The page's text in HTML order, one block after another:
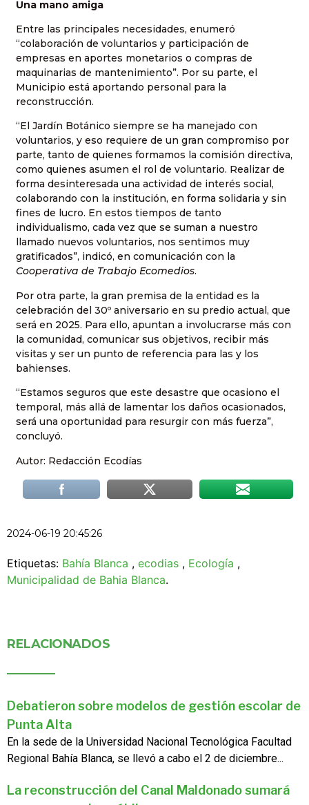
Una mano amiga
Entre las principales necesidades, enumeró
“colaboración de voluntarios y participación de
empresas en aportes monetarios o compras de
maquinarias de mantenimiento”. Por su parte, el
Municipio está aportando personal para la
reconstrucción.
“El Jardín Botánico siempre se ha manejado con
voluntarios, y eso requiere de un gran compromiso por
parte, tanto de quienes formamos la comisión directiva,
como quienes asumen el rol de voluntario. Realizar de
forma desinteresada una actividad de interés social,
colaborando con la institución, en forma solidaria y sin
fines de lucro. En estos tiempos de tanto
individualismo, cada vez que se suman a nuestro
llamado nuevos voluntarios, nos sentimos muy
gratificados”, indicó, en comunicación con la
Cooperativa de Trabajo Ecomedios.
Por otra parte, la gran premisa de la entidad es la
celebración del 30º aniversario en su predio actual, que
será en 2025. Para ello, apuntan a involucrarse más con
la comunidad, comunicar sus objetivos, recibir más
visitas y ser un punto de referencia para las y los
bahienses.
“Estamos seguros que este desastre que ocasiono el
temporal, más allá de lamentar los daños ocasionados,
será una oportunidad para resurgir con más fuerza”,
concluyó.
Autor: Redacción Ecodías
2024-06-19 20:45:26
Etiquetas: Bahía Blanca , ecodias , Ecología ,
Municipalidad de Bahia Blanca.
RELACIONADOS
Debatieron sobre modelos de gestión escolar de
Punta Alta
En la sede de la Universidad Nacional Tecnológica Facultad
Regional Bahía Blanca, se llevó a cabo el 2 de diciembre...
La reconstrucción del Canal Maldonado sumará